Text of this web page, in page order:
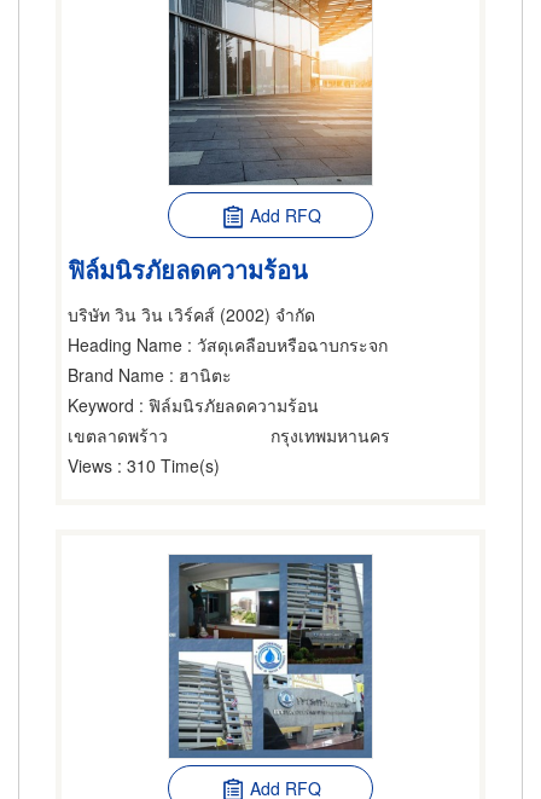
Add RFQ
ฟิล์มนิรภัยลดความร้อน
บริษัท วิน วิน เวิร์คส์ (2002) จำกัด
Heading Name : วัสดุเคลือบหรือฉาบกระจก
Brand Name : ฮานิตะ
Keyword : ฟิล์มนิรภัยลดความร้อน
เขตลาดพร้าว
กรุงเทพมหานคร
Views : 310 Time(s)
Add RFQ